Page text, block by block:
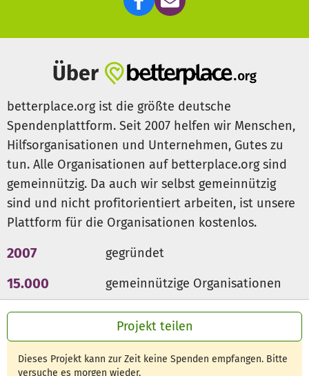
Projekt teilen
Dieses Projekt kann zur Zeit keine Spenden empfangen. Bitte
versuche es morgen wieder.
Über
betterplace.org ist die größte deutsche
Spendenplattform. Seit 2007 helfen wir Menschen,
Hilfsorganisationen und Unternehmen, Gutes zu
tun. Alle Organisationen auf betterplace.org sind
gemeinnützig. Da auch wir selbst gemeinnützig
sind und nicht profitorientiert arbeiten, ist unsere
Plattform für die Organisationen kostenlos.
2007 gegründet
15.000 gemeinnützige Organisationen
300 Mio € für den guten Zweck